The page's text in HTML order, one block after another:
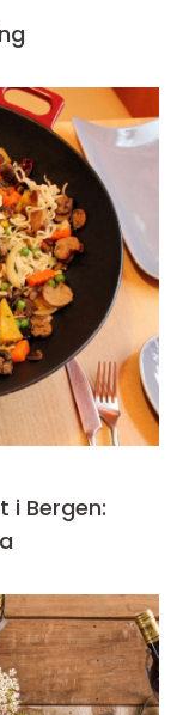
i Bergen: